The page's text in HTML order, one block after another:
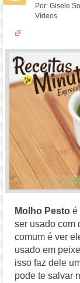
Por:Gisele
Vídeos
Molho Pesto é
ser usado com
comum é ver
usado em
isso faz dele
pode te salvar